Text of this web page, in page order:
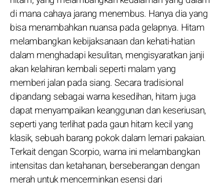
di mana cahaya jarang menembus. Hanya dia yang
bisa menambahkan nuansa pada gelapnya. Hitam
melambangkan kebijaksanaan dan kehati-hatian
dalam menghadapi kesulitan, mengisyaratkan janji
akan kelahiran kembali seperti malam yang
memberi jalan pada siang. Secara tradisional
dipandang sebagai warna kesedihan, hitam juga
dapat menyampaikan keanggunan dan keseriusan,
seperti yang terlihat pada gaun hitam kecil yang
klasik, sebuah barang pokok dalam lemari pakaian.
Terkait dengan Scorpio, warna ini melambangkan
intensitas dan ketahanan, berseberangan dengan
merah untuk mencerminkan esensi dari